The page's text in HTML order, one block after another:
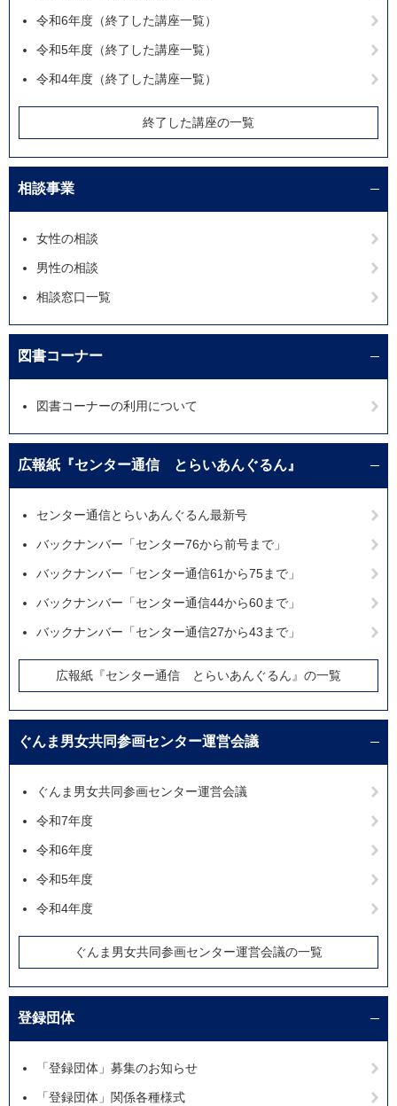
令和6年度（終了した講座一覧）
令和5年度（終了した講座一覧）
令和4年度（終了した講座一覧）
終了した講座の一覧
相談事業
女性の相談
男性の相談
相談窓口一覧
図書コーナー
図書コーナーの利用について
広報紙『センター通信 とらいあんぐるん』
センター通信とらいあんぐるん最新号
バックナンバー「センター76から前号まで」
バックナンバー「センター通信61から75まで」
バックナンバー「センター通信44から60まで」
バックナンバー「センター通信27から43まで」
広報紙『センター通信 とらいあんぐるん』の一覧
ぐんま男女共同参画センター運営会議
ぐんま男女共同参画センター運営会議
令和7年度
令和6年度
令和5年度
令和4年度
ぐんま男女共同参画センター運営会議の一覧
登録団体
「登録団体」募集のお知らせ
「登録団体」関係各種様式